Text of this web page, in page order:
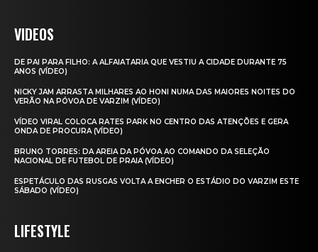
VIDEOS
DE PAI PARA FILHO: A ALFAIATARIA QUE VESTIU A CIDADE DURANTE 75
ANOS (VÍDEO)
NICKY JAM ARRASTA MILHARES AO HONI NUMA DAS MAIORES NOITES DO
VERÃO NA PÓVOA DE VARZIM (VÍDEO)
VÍDEO VIRAL COLOCA RATES PARK NO CENTRO DAS ATENÇÕES E GERA
ONDA DE PROCURA (VÍDEO)
BRUNO TORRES: DA AREIA DA PÓVOA AO COMANDO DA SELEÇÃO
NACIONAL DE FUTEBOL DE PRAIA (VÍDEO)
ESPETÁCULO DAS RUSGAS VOLTA A ENCHER O ESTÁDIO DO VARZIM ESTE
SÁBADO (VÍDEO)
LIFESTYLE